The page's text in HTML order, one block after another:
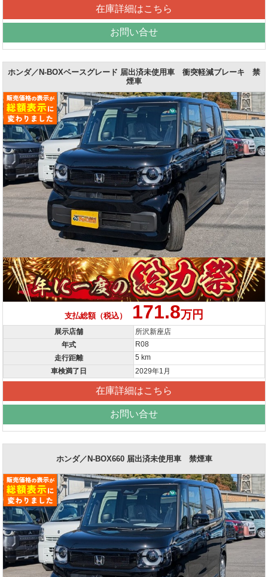
在庫詳細はこちら
お問い合せ
ホンダ／N-BOXベースグレード 届出済未使用車 衝突軽減ブレーキ 禁
煙車
支払総額（税込） 171.8万円
展示店舗
所沢新座店
年式
R08
走行距離
5 km
車検満了日
2029年1月
在庫詳細はこちら
お問い合せ
ホンダ／N-BOX660 届出済未使用車 禁煙車